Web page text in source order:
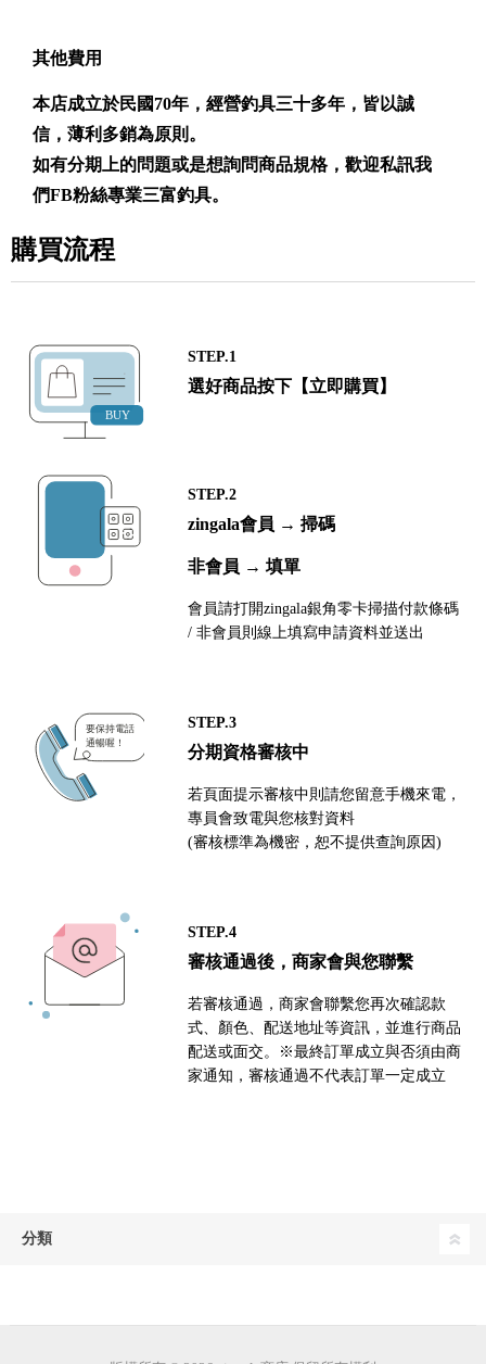
其他費用
本店成立於民國70年，經營釣具三十多年，皆以誠
信，薄利多銷為原則。
如有分期上的問題或是想詢問商品規格，歡迎私訊我
們FB粉絲專業三富釣具。
購買流程
STEP.1
選好商品按下【立即購買】
STEP.2
zingala會員 → 掃碼
非會員 → 填單
會員請打開zingala銀角零卡掃描付款條碼
/ 非會員則線上填寫申請資料並送出
STEP.3
分期資格審核中
若頁面提示審核中則請您留意手機來電，
專員會致電與您核對資料
(審核標準為機密，恕不提供查詢原因)
STEP.4
審核通過後，商家會與您聯繫
若審核通過，商家會聯繫您再次確認款
式、顏色、配送地址等資訊，並進行商品
配送或面交。※最終訂單成立與否須由商
家通知，審核通過不代表訂單一定成立
分類